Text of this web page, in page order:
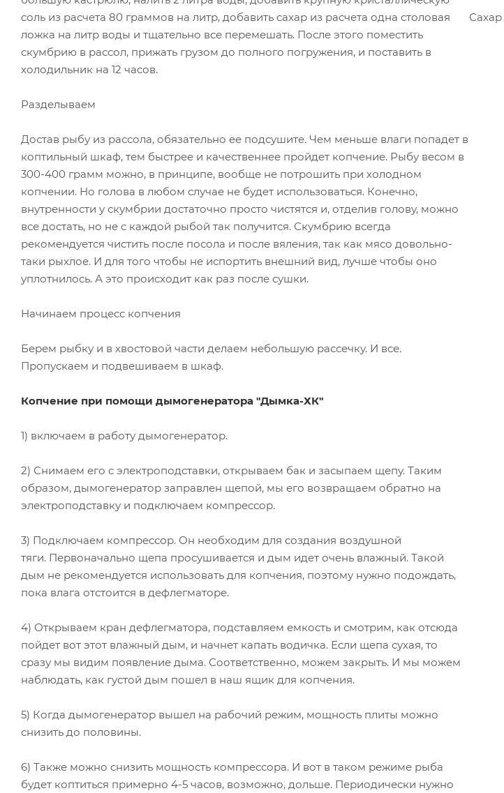
соль из расчета 80 граммов на литр, добавить сахар из расчета одна столовая
ложка на литр воды и тщательно все перемешать. После этого поместить
скумбрию в рассол, прижать грузом до полного погружения, и поставить в
холодильник на 12 часов.
Разделываем
Достав рыбу из рассола, обязательно ее подсушите. Чем меньше влаги попадет в
коптильный шкаф, тем быстрее и качественнее пройдет копчение. Рыбу весом в
300-400 грамм можно, в принципе, вообще не потрошить при холодном
копчении. Но голова в любом случае не будет использоваться. Конечно,
внутренности у скумбрии достаточно просто чистятся и, отделив голову, можно
все достать, но не с каждой рыбой так получится. Скумбрию всегда
рекомендуется чистить после посола и после вяления, так как мясо довольно-
таки рыхлое. И для того чтобы не испортить внешний вид, лучше чтобы оно
уплотнилось. А это происходит как раз после сушки.
Начинаем процесс копчения
Берем рыбку и в хвостовой части делаем небольшую рассечку. И все.
Пропускаем и подвешиваем в шкаф.
Копчение при помощи дымогенератора "Дымка-ХК"
1) включаем в работу дымогенератор.
2) Снимаем его с электроподставки, открываем бак и засыпаем щепу. Таким
образом, дымогенератор заправлен щепой, мы его возвращаем обратно на
электроподставку и подключаем компрессор.
3) Подключаем компрессор. Он необходим для создания воздушной
тяги. Первоначально щепа просушивается и дым идет очень влажный. Такой
дым не рекомендуется использовать для копчения, поэтому нужно подождать,
пока влага отстоится в дефлегматоре.
4) Открываем кран дефлегматора, подставляем емкость и смотрим, как отсюда
пойдет вот этот влажный дым, и начнет капать водичка. Если щепа сухая, то
сразу мы видим появление дыма. Соответственно, можем закрыть. И мы можем
наблюдать, как густой дым пошел в наш ящик для копчения.
5) Когда дымогенератор вышел на рабочий режим, мощность плиты можно
снизить до половины.
6) Также можно снизить мощность компрессора. И вот в таком режиме рыба
будет коптиться примерно 4-5 часов, возможно, дольше. Периодически нужно
Сахар